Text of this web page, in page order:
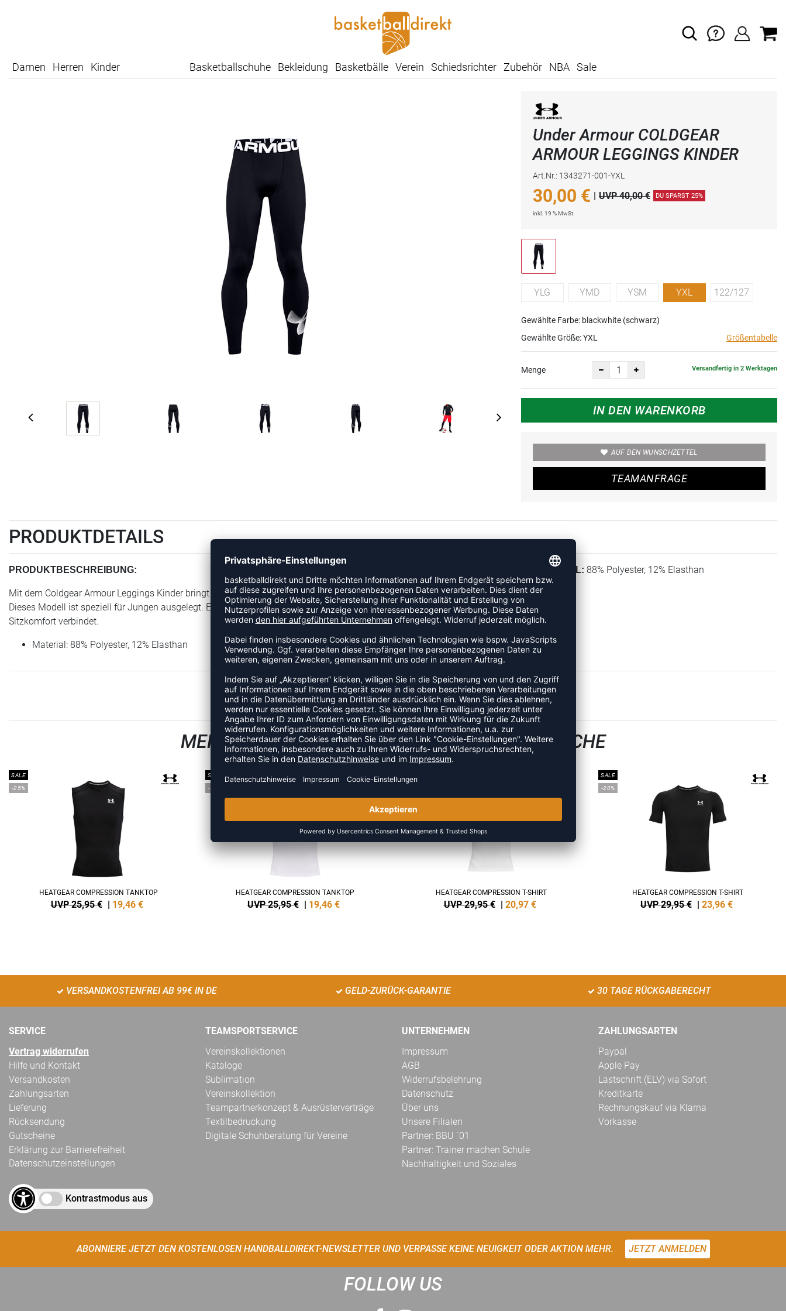
Damen Herren Kinder Basketballschuhe Bekleidung Basketbälle Verein Schiedsrichter Zubehör NBA Sale
Under Armour COLDGEAR
ARMOUR LEGGINGS KINDER
Art.Nr.: 1343271-001-YXL
30,00 € | UVP 40,00 € DU SPARST 25%
inkl. 19 % MwSt.
YLG YMD YSM YXL 122/127
Gewählte Farbe: blackwhite (schwarz)
Gewählte Größe:YXL Größentabelle
Menge Versandfertig in 2 Werktagen
IN DEN WARENKORB
AUF DEN WUNSCHZETTEL
TEAMANFRAGE
PRODUKTDETAILS
PRODUKTBESCHREIBUNG:
Mit dem Coldgear Armour Leggings Kinder bringt Under Armour einen Artikel der Kategorie Funktionshose an den Start.
Dieses Modell ist speziell für Jungen ausgelegt. Ein zuverlässiger Begleiter für Training und Wettkampf, der Beinfreiheit und
Sitzkomfort verbindet.
Material: 88% Polyester, 12% Elasthan
MATERIAL: 88% Polyester, 12% Elasthan
ZULETZT ANGESEHEN
MEHR AUS DER KATEGORIE SPORTUNTERWÄSCHE
SALE
-25%
HEATGEAR COMPRESSION TANKTOP
UVP 25,95 € 19,46 €
SALE
-25%
HEATGEAR COMPRESSION TANKTOP
UVP 25,95 € 19,46 €
HEATGEAR COMPRESSION T-SHIRT
UVP 29,95 € 20,97 €
SALE
-20%
HEATGEAR COMPRESSION T-SHIRT
UVP 29,95 € 23,96 €
VERSANDKOSTENFREI AB 99€ IN DE GELD-ZURÜCK-GARANTIE 30 TAGE RÜCKGABERECHT
SERVICE
Vertrag widerrufen
Hilfe und Kontakt
Versandkosten
Zahlungsarten
Lieferung
Rücksendung
Gutscheine
Erklärung zur Barrierefreiheit
Datenschutzeinstellungen
Kontrastmodus aus
TEAMSPORTSERVICE
Vereinskollektionen
Kataloge
Sublimation
Vereinskollektion
Teampartnerkonzept & Ausrüsterverträge
Textilbedruckung
Digitale Schuhberatung für Vereine
UNTERNEHMEN
Impressum
AGB
Widerrufsbelehrung
Datenschutz
Über uns
Unsere Filialen
Partner: BBU ´01
Partner: Trainer machen Schule
Nachhaltigkeit und Soziales
ZAHLUNGSARTEN
Paypal
Apple Pay
Lastschrift (ELV) via Sofort
Kreditkarte
Rechnungskauf via Klarna
Vorkasse
ABONNIERE JETZT DEN KOSTENLOSEN HANDBALLDIREKT-NEWSLETTER UND VERPASSE KEINE NEUIGKEIT ODER AKTION MEHR. JETZT ANMELDEN
FOLLOW US